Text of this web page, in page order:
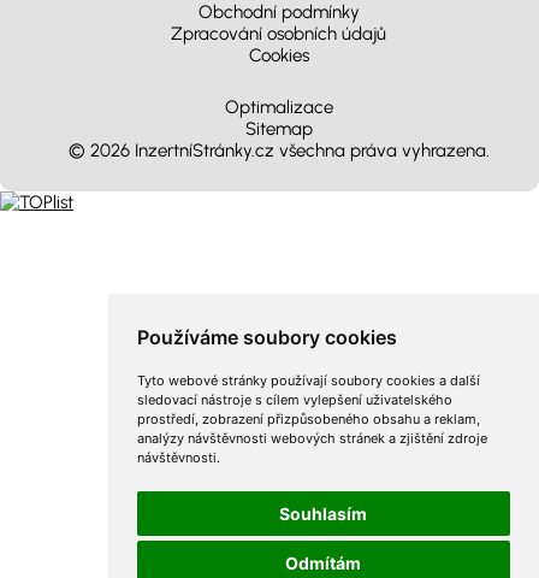
Používáme soubory cookies
Tyto webové stránky používají soubory cookies a další
sledovací nástroje s cílem vylepšení uživatelského
prostředí, zobrazení přizpůsobeného obsahu a reklam,
analýzy návštěvnosti webových stránek a zjištění zdroje
návštěvnosti.
Souhlasím
Odmítám
Obchodní podmínky
Zpracování osobních údajů
Cookies
Optimalizace
Sitemap
© 2026 InzertníStránky.cz všechna práva vyhrazena.